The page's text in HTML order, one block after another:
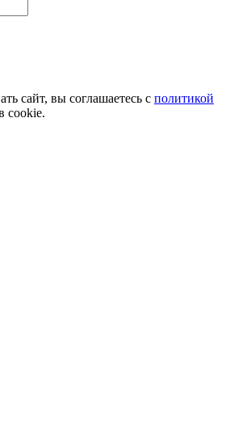
сайт, вы соглашаетесь с политикой
cookie.